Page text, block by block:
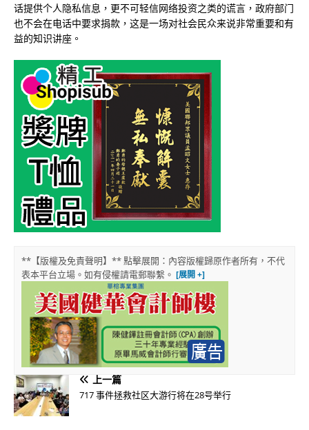
话提供个人隐私信息，更不可轻信网络投资之类的谎言，政府部门
也不会在电话中要求捐款，这是一场对社会民众来说非常重要和有
益的知识讲座。
**【版權及免責聲明】** 點擊展開：內容版權歸原作者所有，不代
表本平台立場。如有侵權請電郵聯繫。
上一篇
717 事件拯救社区大游行将在28号举行